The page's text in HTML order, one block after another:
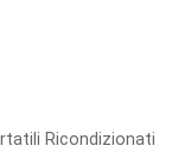
Ricondizionati